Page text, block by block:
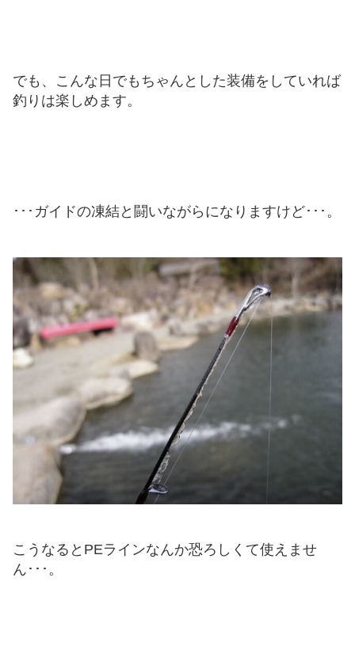
でも、こんな日でもちゃんとした装備をしていれば
釣りは楽しめます。
･･･ガイドの凍結と闘いながらになりますけど･･･。
こうなるとPEラインなんか恐ろしくて使えませ
ん･･･。